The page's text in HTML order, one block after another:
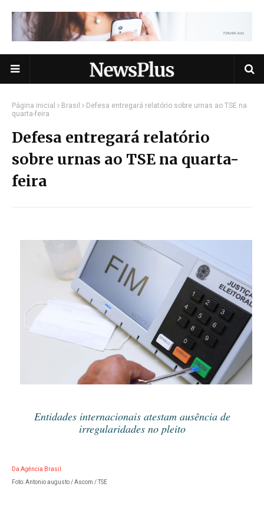
Página inicial Brasil
Defesa entregará relatório sobre urnas ao TSE na
quarta-feira
Defesa entregará relatório
sobre urnas ao TSE na quarta-
feira
Entidades internacionais atestam ausência de
irregularidades no pleito
Da Agência Brasil
Foto: Antonio augusto / Ascom / TSE